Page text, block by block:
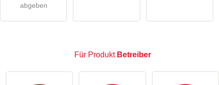
abgeben
Für Produkt Betreiber